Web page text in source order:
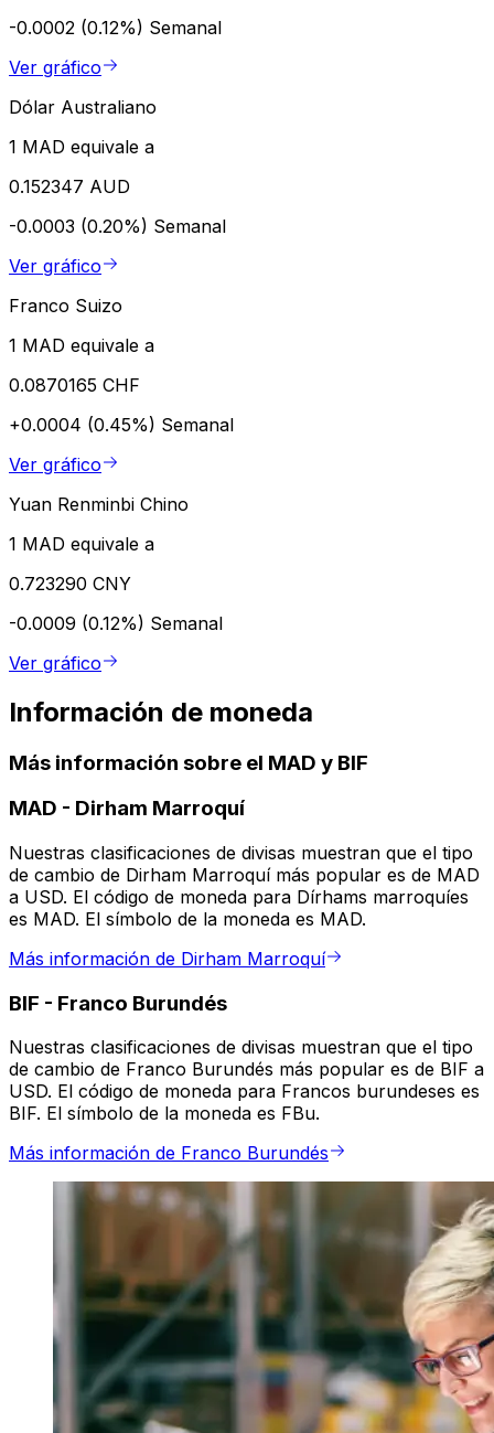
-0.0002 (0.12%) Semanal
Ver gráfico
Dólar Australiano
1 MAD equivale a
0.152347 AUD
-0.0003 (0.20%) Semanal
Ver gráfico
Franco Suizo
1 MAD equivale a
0.0870165 CHF
+0.0004 (0.45%) Semanal
Ver gráfico
Yuan Renminbi Chino
1 MAD equivale a
0.723290 CNY
-0.0009 (0.12%) Semanal
Ver gráfico
Información de moneda
Más información sobre el MAD y BIF
MAD - Dirham Marroquí
Nuestras clasificaciones de divisas muestran que el tipo
de cambio de Dirham Marroquí más popular es de MAD
a USD. El código de moneda para Dírhams marroquíes
es MAD. El símbolo de la moneda es MAD.
Más información de Dirham Marroquí
BIF - Franco Burundés
Nuestras clasificaciones de divisas muestran que el tipo
de cambio de Franco Burundés más popular es de BIF a
USD. El código de moneda para Francos burundeses es
BIF. El símbolo de la moneda es FBu.
Más información de Franco Burundés